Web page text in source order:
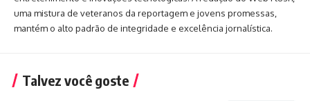
uma mistura de veteranos da reportagem e jovens promessas,
mantém o alto padrão de integridade e excelência jornalística.
Talvez você goste